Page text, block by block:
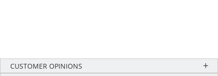
CUSTOMER OPINIONS